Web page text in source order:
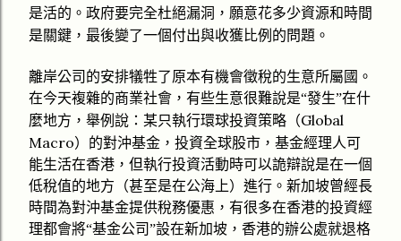
是活的。政府要完全杜絕漏洞，願意花多少資源和時間
是關鍵，最後變了一個付出與收獲比例 的問題 。
離岸公司的安排犠牲了原本有機會徵稅的生意所屬 國 。
在今天複雜的商業社會，有些生意很難說是“發生”在什
麼地方，舉例說 ： 某只執行環球投資策略（Global
Macro）的對沖基金 ， 投資全球股市，基金經理人可
能生活在香港，但執行投資活動時可以詭辯說是在一個
低稅值的地方 （甚至是在公海 上） 進行。新加坡曾經長
時間為對沖基金提供稅務優惠，有很多在香港的投資經
理都會將“基金公司”設在新加坡，香港的辦公處就退格